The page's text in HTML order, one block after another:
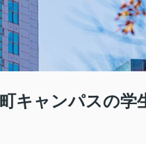
キャンパスの